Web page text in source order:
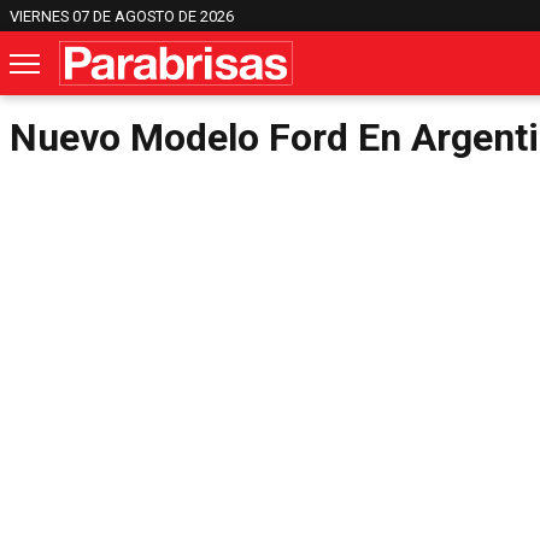
VIERNES 07 DE AGOSTO DE 2026
Nuevo Modelo Ford En